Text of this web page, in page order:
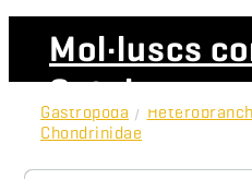
Mol·luscs
Catalunya
Gastropoda /
Chondrinidae